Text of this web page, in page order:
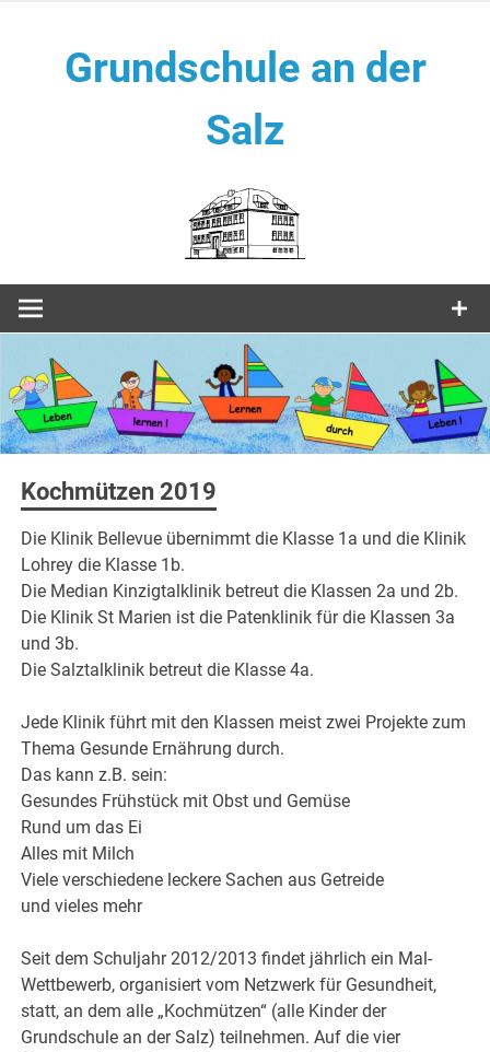
Grundschule an der
Salz
Kochmützen 2019
Die Klinik Bellevue übernimmt die Klasse 1a und die Klinik
Lohrey die Klasse 1b.
Die Median Kinzigtalklinik betreut die Klassen 2a und 2b.
Die Klinik St Marien ist die Patenklinik für die Klassen 3a
und 3b.
Die Salztalklinik betreut die Klasse 4a.
Jede Klinik führt mit den Klassen meist zwei Projekte zum
Thema Gesunde Ernährung durch.
Das kann z.B. sein:
Gesundes Frühstück mit Obst und Gemüse
Rund um das Ei
Alles mit Milch
Viele verschiedene leckere Sachen aus Getreide
und vieles mehr
Seit dem Schuljahr 2012/2013 findet jährlich ein Mal-
Wettbewerb, organisiert vom Netzwerk für Gesundheit,
statt, an dem alle „Kochmützen“ (alle Kinder der
Grundschule an der Salz) teilnehmen. Auf die vier